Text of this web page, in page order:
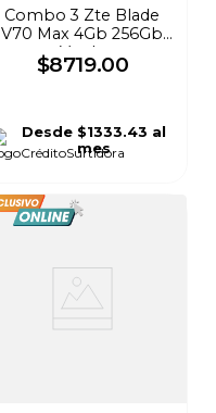
Combo 3 Zte Blade
V70 Max 4Gb 256Gb
Verde
$8719.00
Desde$1333.43 al
mes